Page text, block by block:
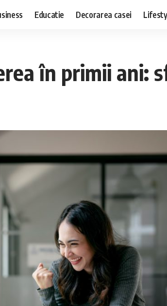
Educatie Decorarea casei
în primii